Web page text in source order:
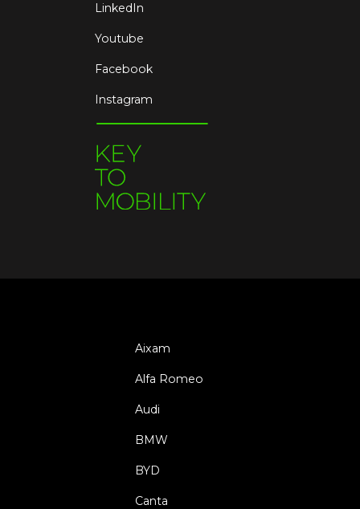
LinkedIn
Youtube
Facebook
Instagram
Aixam
Alfa Romeo
Audi
BMW
BYD
Canta